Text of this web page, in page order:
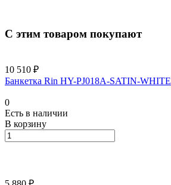
С этим товаром покупают
10 510 ₽
Банкетка Rin HY-PJ018A-SATIN-WHITE
0
Есть в наличии
В корзину